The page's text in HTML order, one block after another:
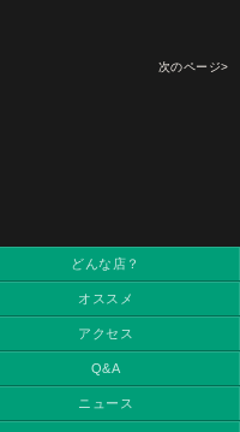
次のページ>
どんな店？
オススメ
アクセス
Q&A
ニュース